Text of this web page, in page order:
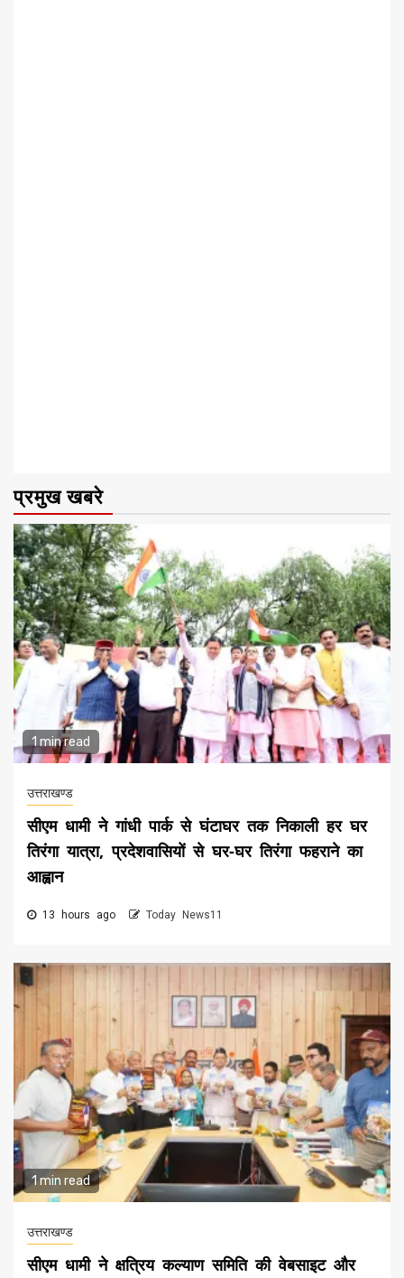
प्रमुख खबरे
1 min read
उत्तराखण्ड
सीएम धामी ने गांधी पार्क से घंटाघर तक निकाली हर घर
तिरंगा यात्रा, प्रदेशवासियों से घर-घर तिरंगा फहराने का
आह्वान
13 hours ago Today News11
1 min read
उत्तराखण्ड
सीएम धामी ने क्षत्रिय कल्याण समिति की वेबसाइट और